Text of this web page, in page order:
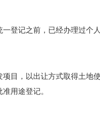
记之前，已经办理过个人
，以出让方式取得土地使
用途登记。